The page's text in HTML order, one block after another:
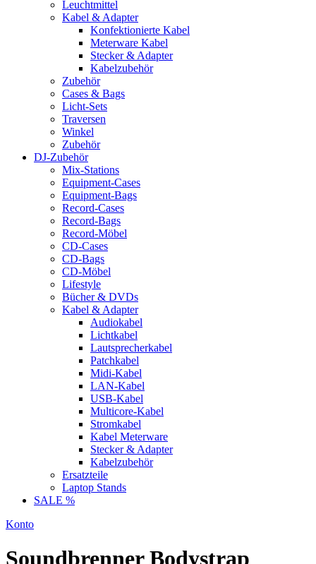
Leuchtmittel
Kabel & Adapter
Konfektionierte Kabel
Meterware Kabel
Stecker & Adapter
Kabelzubehör
Zubehör
Cases & Bags
Licht-Sets
Traversen
Winkel
Zubehör
DJ-Zubehör
Mix-Stations
Equipment-Cases
Equipment-Bags
Record-Cases
Record-Bags
Record-Möbel
CD-Cases
CD-Bags
CD-Möbel
Lifestyle
Bücher & DVDs
Kabel & Adapter
Audiokabel
Lichtkabel
Lautsprecherkabel
Patchkabel
Midi-Kabel
LAN-Kabel
USB-Kabel
Multicore-Kabel
Stromkabel
Kabel Meterware
Stecker & Adapter
Kabelzubehör
Ersatzteile
Laptop Stands
SALE %
Konto
Soundbrenner Bodystrap